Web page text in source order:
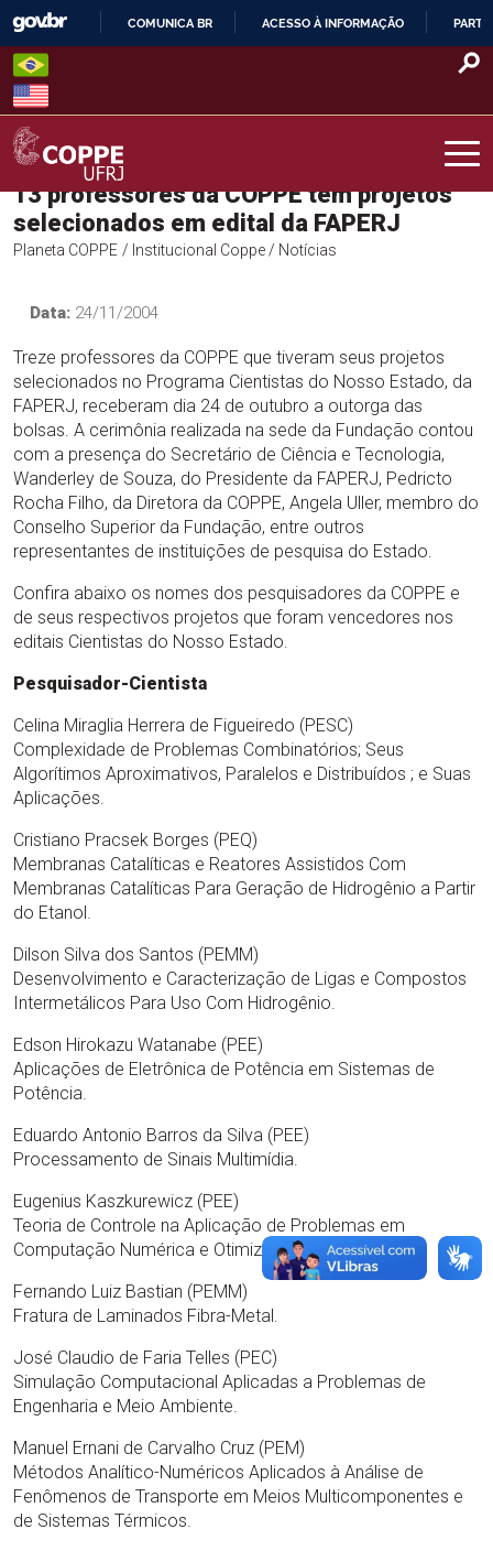
Skip
content
O
COMUNICA BR ACESSO À INFORMAÇÃO
COPPE – UFRJ
13 professores da COPPE têm projetos
selecionados em edital da FAPERJ
Planeta COPPE / Institucional Coppe / Notícias
Data: 24/11/2004
Treze professores da COPPE que tiveram seus projetos
selecionados no Programa Cientistas do Nosso Estado, da
FAPERJ, receberam dia 24 de outubro a outorga das
bolsas. A cerimônia realizada na sede da Fundação contou
com a presença do Secretário de Ciência e Tecnologia,
Wanderley de Souza, do Presidente da FAPERJ, Pedricto
Rocha Filho, da Diretora da COPPE, Angela Uller, membro do
Conselho Superior da Fundação, entre outros
representantes de instituições de pesquisa do Estado.
Confira abaixo os nomes dos pesquisadores da COPPE e
de seus respectivos projetos que foram vencedores nos
editais Cientistas do Nosso Estado.
Pesquisador-Cientista
Celina Miraglia Herrera de Figueiredo (PESC)
Complexidade de Problemas Combinatórios; Seus
Algorítimos Aproximativos, Paralelos e Distribuídos ; e Suas
Aplicações.
Cristiano Pracsek Borges (PEQ)
Membranas Catalíticas e Reatores Assistidos Com
Membranas Catalíticas Para Geração de Hidrogênio a Partir
do Etanol.
Dilson Silva dos Santos (PEMM)
Desenvolvimento e Caracterização de Ligas e Compostos
Intermetálicos Para Uso Com Hidrogênio.
Edson Hirokazu Watanabe (PEE)
Aplicações de Eletrônica de Potência em Sistemas de
Potência.
Eduardo Antonio Barros da Silva (PEE)
Processamento de Sinais Multimídia.
Eugenius Kaszkurewicz (PEE)
Teoria de Controle na Aplicação de Problemas em
Computação Numérica e Otimização.
Fernando Luiz Bastian (PEMM)
Fratura de Laminados Fibra-Metal.
José Claudio de Faria Telles (PEC)
Simulação Computacional Aplicadas a Problemas de
Engenharia e Meio Ambiente.
Manuel Ernani de Carvalho Cruz (PEM)
Métodos Analítico-Numéricos Aplicados à Análise de
Fenômenos de Transporte em Meios Multicomponentes e
de Sistemas Térmicos.